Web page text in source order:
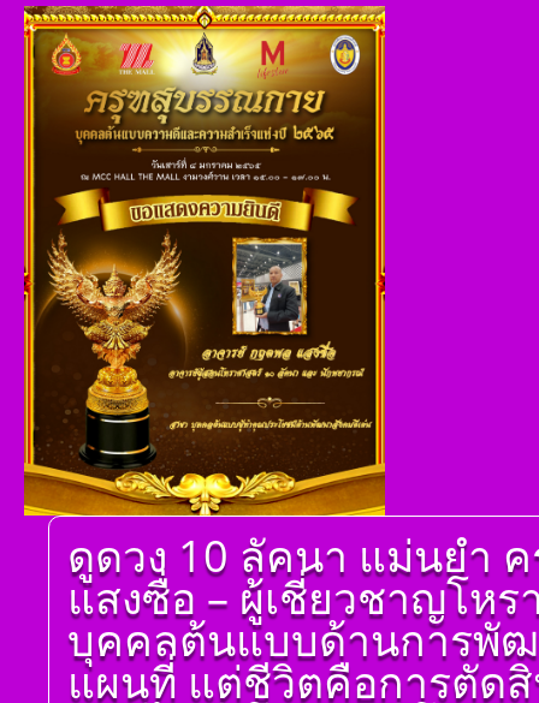
ดูดวง 10 ลัคนา แม่นยำ
แสงซื่อ – ผู้เชี่ยวชาญโห
บุคคลต้นแบบด้านการพัฒ
แผนที่ แต่ชีวิตคือการตัด